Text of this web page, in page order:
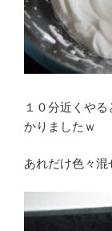
１０分近くや
かりましたｗ
あれだけ色々混